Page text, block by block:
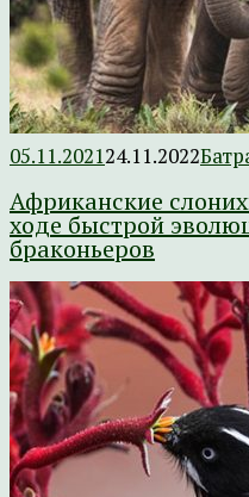
05.11.202124.11.2022
Африканские
ходе быстрой
браконьеров